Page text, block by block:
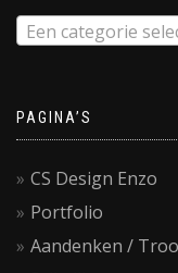
Een categorie
PAGINA’S
CS Design Enzo
Portfolio
Aandenken /